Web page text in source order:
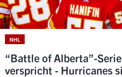
NHL
“Battle of Alberta”-
verspricht - Hurricanes